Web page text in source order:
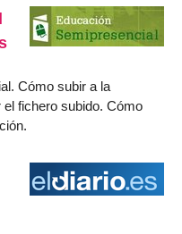
Cómo subir a la
fichero subido. Cómo